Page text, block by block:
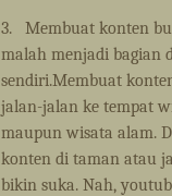
3.
Membuat konten
malah menjadi bagian
sendiri.Membuat
jalan-jalan ke tempat
maupun wisata alam.
konten di taman atau
bikin suka. Nah,